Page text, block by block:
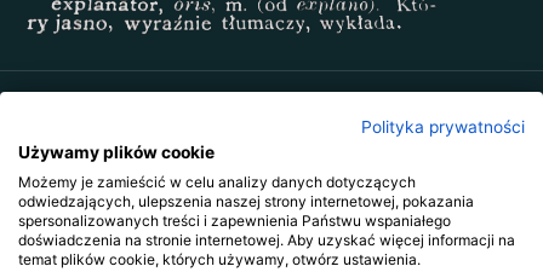
Polityka prywatności
Używamy plików cookie
Możemy je zamieścić w celu analizy danych dotyczących
odwiedzających, ulepszenia naszej strony internetowej, pokazania
spersonalizowanych treści i zapewnienia Państwu wspaniałego
doświadczenia na stronie internetowej. Aby uzyskać więcej informacji na
temat plików cookie, których używamy, otwórz ustawienia.